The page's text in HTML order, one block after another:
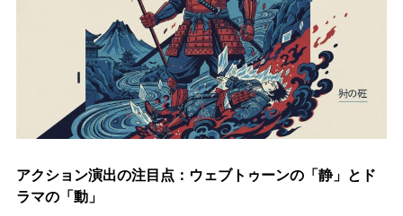
アクション演出の注目点：ウェブトゥーンの「静」とド
ラマの「動」